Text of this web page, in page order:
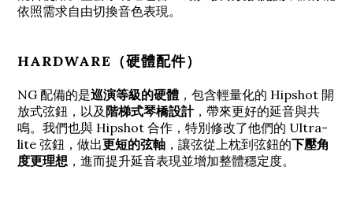
依照需求自由切換音色表現。
HARDWARE（硬體配件）
NG 配備的是巡演等級的硬體 ，包含輕量化的 Hipshot 開
放式弦鈕，以及 階梯式琴橋設計，帶來更好的延音與共
鳴。我們也與 Hipshot 合作，特別修改了他們的 Ultra-
lite 弦鈕，做出更短的弦軸 ，讓弦從上枕到弦鈕的下壓角
度更理想 ，進而提升延音表現並增加整體穩定度。